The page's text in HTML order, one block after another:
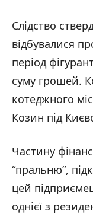
Слідство
відбувалися
період
суму грошей.
котеджного
Козин під
Частину
“пральню”,
цей
однієї з